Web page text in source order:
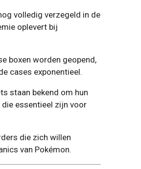
volledig verzegeld in de
oplevert bij
boxen worden geopend,
cases exponentieel.
staan bekend om hun
essentieel zijn voor
die zich willen
van Pokémon.